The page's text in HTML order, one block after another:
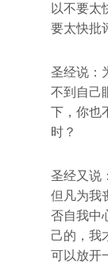
以不要太
要太快批
圣经说：
不到自己
下，你也
时？
圣经又说
但凡为我
否自我中
己的，我
可以放开